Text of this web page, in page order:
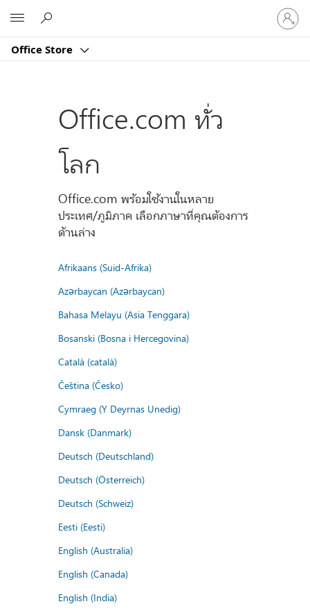
Office Store
ลงชื่อ
เข้า
บัญชี
Office.com ทั่ว
โลก
Office.com พร้อมใช้งานในหลาย
ประเทศ/ภูมิภาค เลือกภาษาที่คุณต้องการ
ด้านล่าง
Afrikaans (Suid-Afrika)
Azərbaycan (Azərbaycan)
Bahasa Melayu (Asia Tenggara)
Bosanski (Bosna i Hercegovina)
Català (català)
Čeština (Česko)
Cymraeg (Y Deyrnas Unedig)
Dansk (Danmark)
Deutsch (Deutschland)
Deutsch (Österreich)
Deutsch (Schweiz)
Eesti (Eesti)
English (Australia)
English (Canada)
English (India)